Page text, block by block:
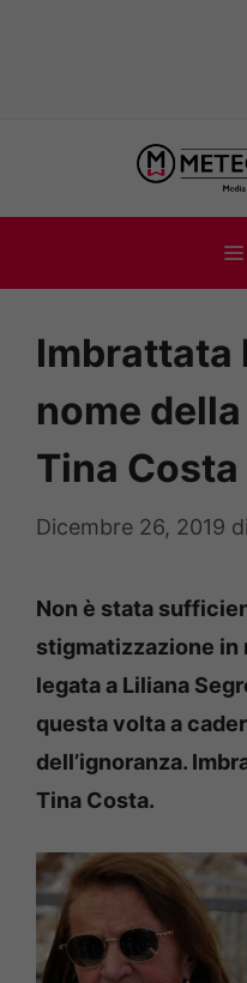
contenuto
Imbrattata
nome
Tina Costa
Dicembre 26, 2019 di
Non è stata
stigmatizzazione in
legata a Liliana
questa volta a
dell’ignoranza.
Tina Costa.